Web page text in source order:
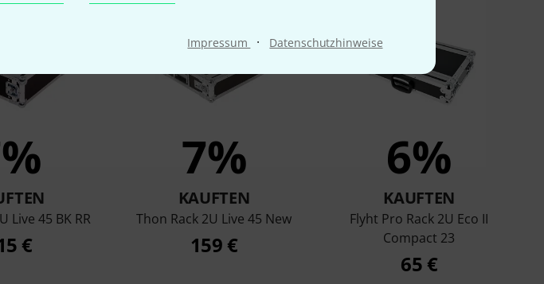
Impressum · Datenschutzhinweise
Live 45 BK RR
€
7%
KAUFTEN
Thon Rack 2U Live 45 New
159 €
6%
KAUFTEN
Flyht Pro Rack 2U Eco II
Compact 23
65 €